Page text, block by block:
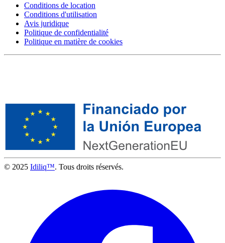
Conditions de location
Conditions d'utilisation
Avis juridique
Politique de confidentialité
Politique en matière de cookies
© 2025 Idiliq™. Tous droits réservés.